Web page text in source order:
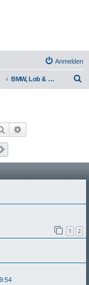
Anmelden
BMW, Lob & Kritik
Suche
1 2